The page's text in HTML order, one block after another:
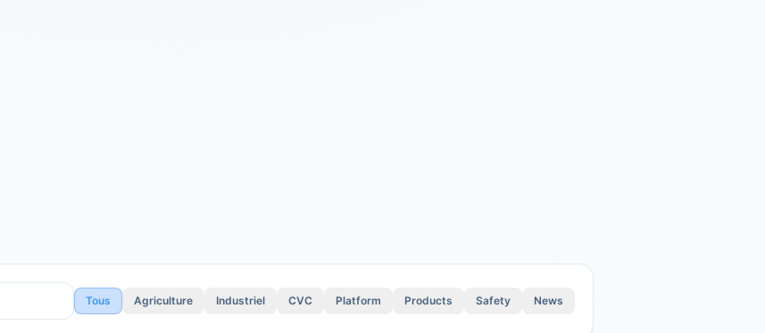
Tous Agriculture Industriel CVC Platform Products Safety News